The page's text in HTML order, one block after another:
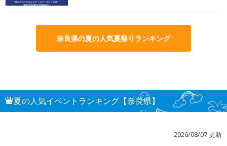
奈良県の夏の人気夏祭りランキング
夏の人気イベントランキング【奈良県】
2026/08/07 更新